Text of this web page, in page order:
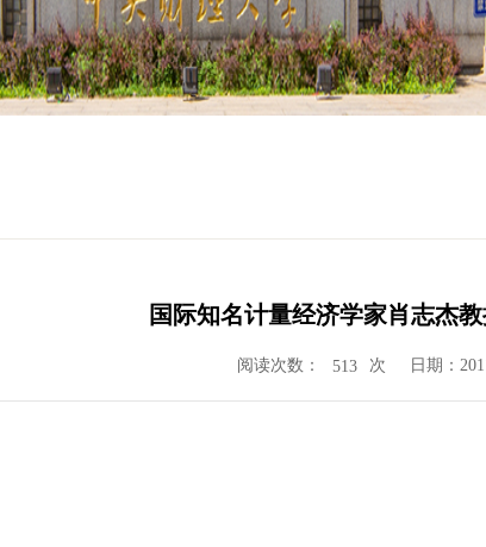
国际知名计量经济学家肖志杰
阅读次数： 513 次 日期：